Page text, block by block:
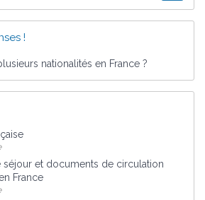
!
nationalités en France ?
séjour et documents de circulation
France